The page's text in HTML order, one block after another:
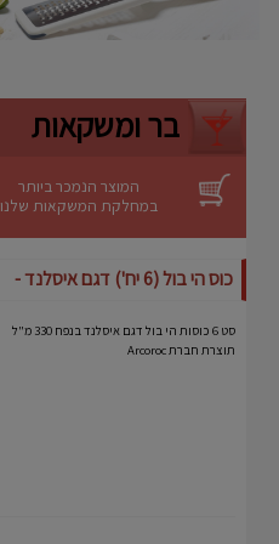
ניקוי קל– ניתן לשטיפה ידנית מהירה.
רגישים.
מבטיחה תוצאה מקצועית גם באפייה
ביתית.
בר ומשקאות
המוצר הנמכר ביותר
במחלקת המשקאות שלנו
כוס הי בול (6 יח') דגם איסלנד -
סט 6 כוסות הי בול דגם איסלנד בנפח 330 מ"ל
תוצרת חברת Arcoroc